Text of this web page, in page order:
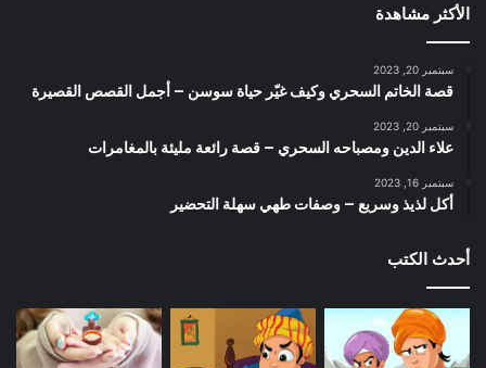
الأكثر مشاهدة
سبتمبر 20, 2023
قصة الخاتم السحري وكيف غيّر حياة سوسن – أجمل القصص القصيرة
سبتمبر 20, 2023
علاء الدين ومصباحه السحري – قصة رائعة مليئة بالمغامرات
سبتمبر 16, 2023
أكل لذيذ وسريع – وصفات طهي سهلة التحضير
أحدث الكتب